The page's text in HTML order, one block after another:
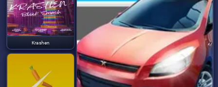
Krashen